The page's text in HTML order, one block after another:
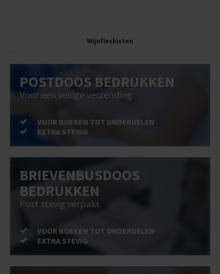
Wijnfleskisten
POSTDOOS BEDRUKKEN
Voor een veilige verzending
VOOR BOEKEN TOT ONDERDELEN
EXTRA STEVIG
BRIEVENBUSDOOS
BEDRUKKEN
Post stevig verpakt
VOOR BOEKEN TOT ONDERDELEN
EXTRA STEVIG